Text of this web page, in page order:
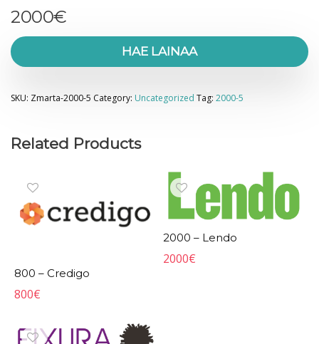
2000€
HAE LAINAA
SKU: Zmarta-2000-5 Category: Uncategorized Tag: 2000-5
Related Products
800 – Credigo
800€
2000 – Lendo
2000€